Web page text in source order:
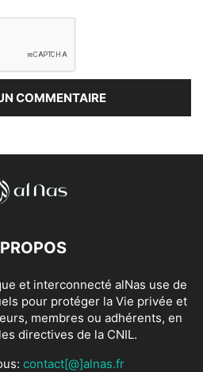
et interconnecté alNas use de
pour protéger la Vie privée et
membres ou adhérents, en
directives de la CNIL.
contact[@]alnas.fr